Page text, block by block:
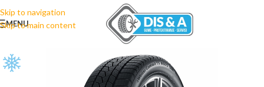
Skip to navigation
Skip to main content
MENU